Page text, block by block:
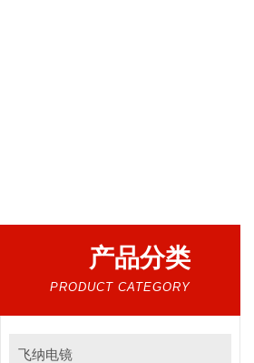
产品分类
PRODUCT CATEGORY
飞纳电镜